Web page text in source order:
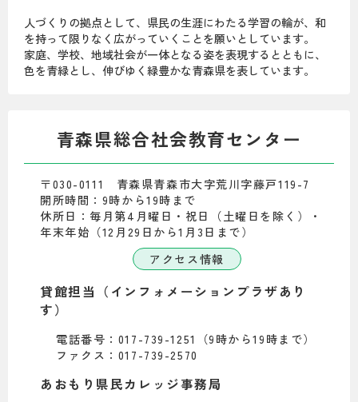
人づくりの拠点として、県民の生涯にわたる学習の輪が、和
を持って限りなく広がっていくことを願いとしています。
家庭、学校、地域社会が一体となる姿を表現するとともに、
色を青緑とし、伸びゆく緑豊かな青森県を表しています。
青森県総合社会教育センター
〒030-0111 青森県青森市大字荒川字藤戸119-7
開所時間：9時から19時まで
休所日：毎月第4月曜日・祝日（土曜日を除く）・
年末年始（12月29日から1月3日まで）
アクセス情報
貸館担当（インフォメーションプラザあり
す）
電話番号：017-739-1251（9時から19時まで）
ファクス：017-739-2570
あおもり県民カレッジ事務局